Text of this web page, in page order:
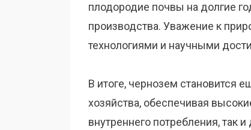
плодородие почвы на долгие
производства. Уважение к
технологиями и научными
В итоге, чернозем становится
хозяйства, обеспечивая
внутреннего потребления, так и